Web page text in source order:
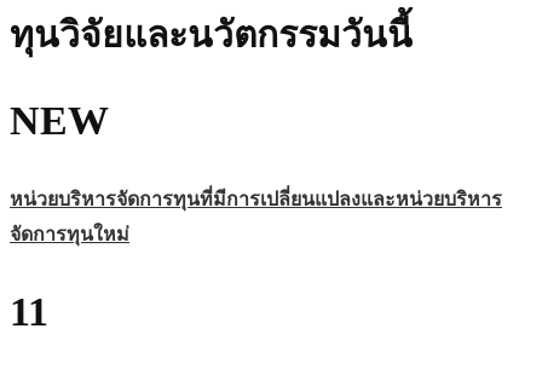
ทุนวิจัยและนวัตกรรมวันนี้
NEW
หน่วยบริหารจัดการทุนที่มีการเปลี่ยนแปลงและหน่วยบริหาร
จัดการทุนใหม่
11